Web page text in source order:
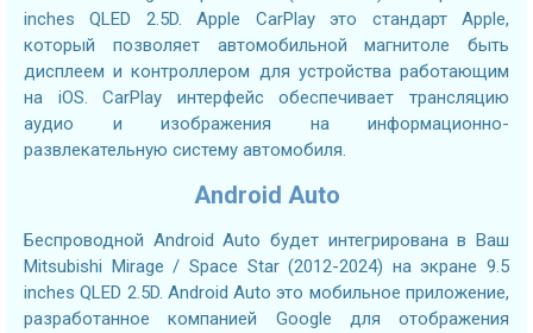
inches QLED 2.5D. Apple CarPlay это стандарт Apple,
который позволяет автомобильной магнитоле быть
дисплеем и контроллером для устройства работающим
на iOS. CarPlay интерфейс обеспечивает трансляцию
аудио и изображения на информационно-
развлекательную систему автомобиля.
Android Auto
Беспроводной Android Auto будет интегрирована в Ваш
Mitsubishi Mirage / Space Star (2012-2024) на экране 9.5
inches QLED 2.5D. Android Auto это мобильное приложение,
разработанное компанией Google для отображения